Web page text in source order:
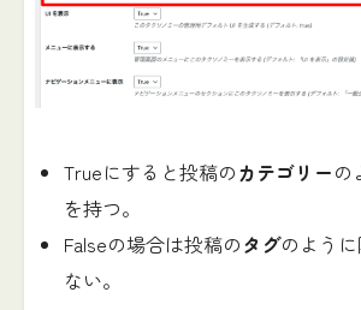
Trueにすると投稿のカテゴリーの
を持つ。
Falseの場合は投稿のタグのよう
ない。